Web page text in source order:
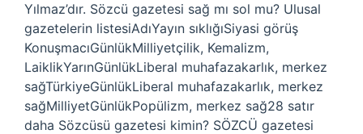
Yılmaz’dır. Sözcü gazetesi sağ mı sol mu? Ulusal
gazetelerin listesiAdıYayın sıklığıSiyasi görüş
KonuşmacıGünlükMilliyetçilik, Kemalizm,
LaiklikYarınGünlükLiberal muhafazakarlık, merkez
sağTürkiyeGünlükLiberal muhafazakarlık, merkez
sağMilliyetGünlükPopülizm, merkez sağ28 satır
daha Sözcüsü gazetesi kimin? SÖZCÜ gazetesi